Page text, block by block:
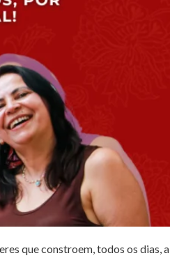
que constroem, todos os dias, a